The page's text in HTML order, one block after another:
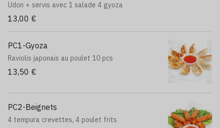
Udon + servis avec 1 salade 4 gyoza
13,00 €
PC1-Gyoza
Raviolis japonais au poulet 10 pcs
13,50 €
PC2-Beignets
4 tempura crevettes, 4 poulet frits